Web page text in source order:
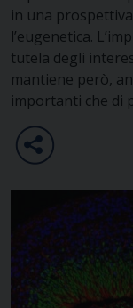
in una
l’eugenetica.
tutela degli
mantiene però,
importanti che di